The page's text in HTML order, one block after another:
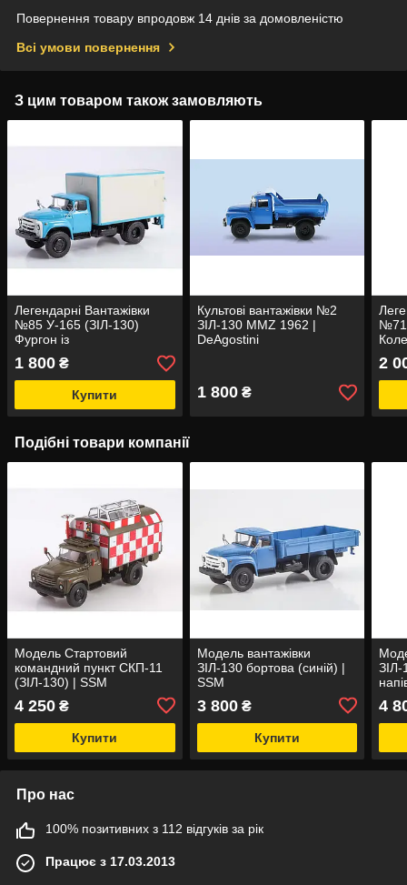
Повернення товару впродовж 14 днів за домовленістю
Всі умови повернення
З цим товаром також замовляють
Легендарні Вантажівки
№85 У-165 (ЗІЛ-130)
Фургон із
вантажопідйомним
бортом | Колекційна
модель 1:43 | Modimio
1 800 ₴
Купити
Культові вантажівки №2
ЗІЛ-130 MMZ 1962 |
DeAgostini
1 800₴
№71
2
Подібні товари компанії
Модель Стартовий
командний пункт СКП-11
(ЗІЛ-130) | SSM
4 250 ₴
Купити
Модель вантажівки
ЗІЛ-130 бортова (синій) |
SSM
3 800₴
Купити
ЗІЛ-
4
Про нас
100% позитивних з 112 відгуків за рік
Працює з 17.03.2013